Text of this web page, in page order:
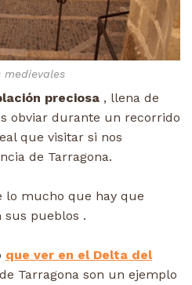
medievales
preciosa , llena de
obviar durante un recorrido
que visitar si nos
de Tarragona.
lo mucho que hay que
sus pueblos .
que ver en el Delta del
Tarragona son un ejemplo